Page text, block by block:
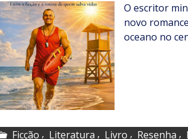
O escritor
novo
oceano no
Ficção , Literatura , Livro , Resenha ,